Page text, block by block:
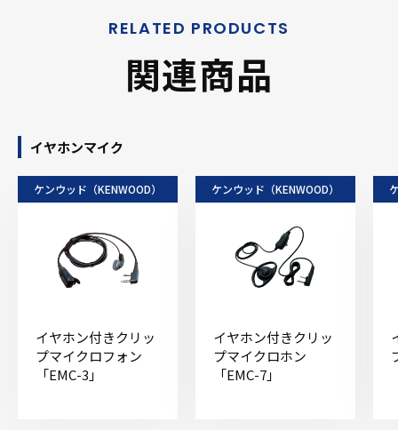
関連商品
イヤホンマイク
ケンウッド（KENWOOD）
イヤホン付きクリッ
プマイクロフォン
「EMC-3」
ケンウッド（KENWOOD）
イヤホン付きクリッ
プマイクロホン
「EMC-7」